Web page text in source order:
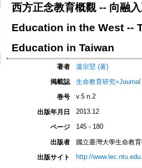
西方正念教育概觀 -- 向融
Education in the West --
Education in Taiwan
著者
溫宗堃 (著)
掲載誌
生命教育研究
巻号
v.5 n.2
出版年月日 2013.12
ページ 145 - 180
出版者
國立臺灣大學生命教
出版サイト
http://